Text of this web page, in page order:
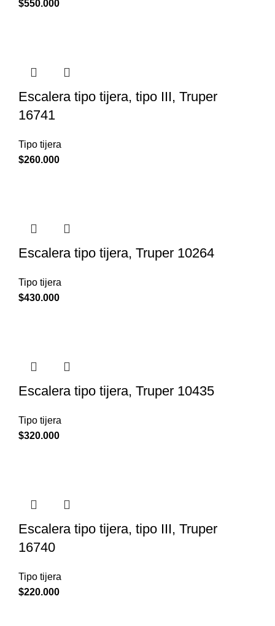
$550.000
Escalera tipo tijera, tipo III, Truper
16741
Tipo tijera
$260.000
Escalera tipo tijera, Truper 10264
Tipo tijera
$430.000
Escalera tipo tijera, Truper 10435
Tipo tijera
$320.000
Escalera tipo tijera, tipo III, Truper
16740
Tipo tijera
$220.000